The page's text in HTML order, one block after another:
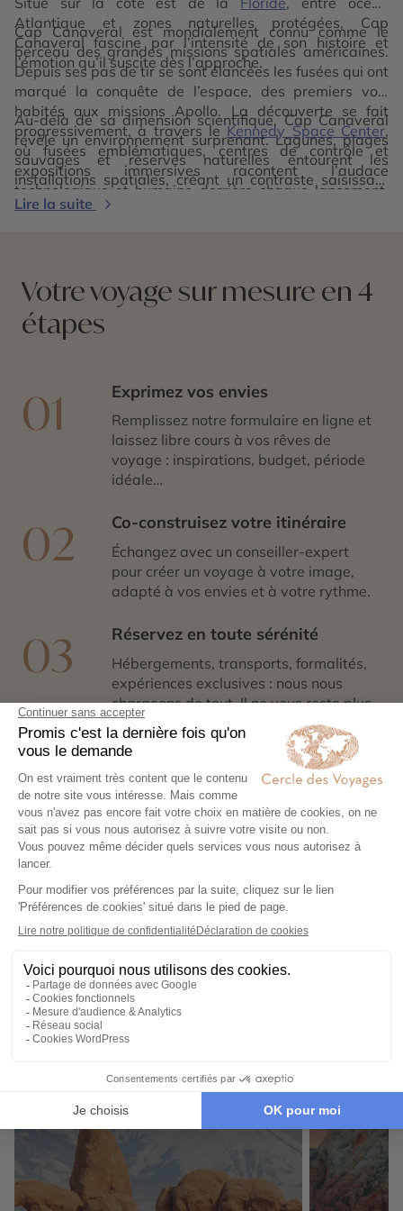
Atlantique et zones naturelles protégées, Cap
Canaveral fascine par l’intensité de son histoire et
l’émotion qu’il suscite dès l’approche.
Cap Canaveral est mondialement connu comme le
berceau des grandes missions spatiales américaines.
Depuis ses pas de tir se sont élancées les fusées qui ont
marqué la conquête de l’espace, des premiers vols
habités aux missions Apollo. La découverte se fait
progressivement, à travers leKennedy Space Center,
où fusées emblématiques, centres de contrôle et
expositions immersives racontent l’audace
technologique et humaine derrière chaque lancement.
Observer un pas de tir face à l’océan procure une
Au-delà de sa dimension scientifique, Cap Canaveral
révèle un environnement surprenant. Lagunes, plages
sauvages et réserves naturelles entourent les
installations spatiales, créant un contraste saisissant
entre haute technologie et nature intacte. Explorer Cap
l’ingéniosité humaine et l’immensité du ciel.
Lire la suite
Votre voyage sur mesure en 4
étapes
01 Exprimez vos envies
Remplissez notre formulaire en ligne et
laissez libre cours à vos rêves de
voyage : inspirations, budget, période
idéale…
02 Co-construisez votre itinéraire
Échangez avec un conseiller-expert
pour créer un voyage à votre image,
adapté à vos envies et à votre rythme.
03 Réservez en toute sérénité
Hébergements, transports, formalités,
expériences exclusives : nous nous
chargeons de tout. Il ne vous reste plus
qu’à partir !
04
Votre carnet de voyage personnalisé
contient les informations essentielles.
Sur place, notre conciergerie reste
disponible 24/7
Demander un devis
Destinations à proximité de
Cap Canaveral